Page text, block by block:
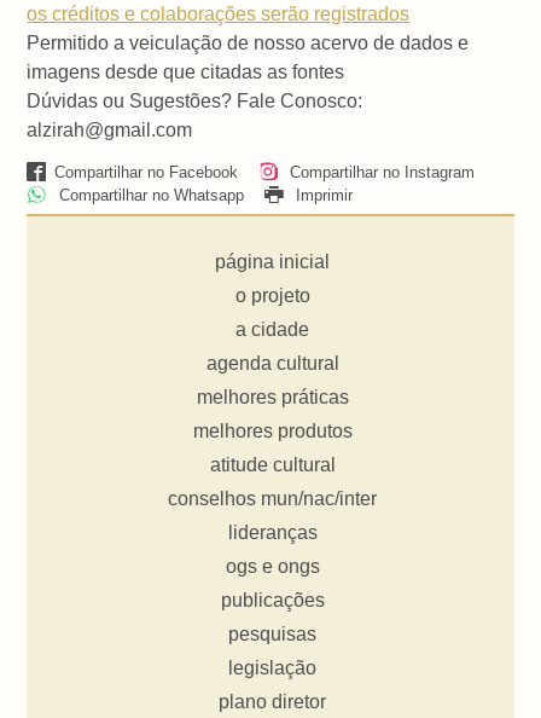
os créditos e colaborações serão registrados
Permitido a veiculação de nosso acervo de dados e
imagens desde que citadas as fontes
Dúvidas ou Sugestões? Fale Conosco:
alzirah@gmail.com
Compartilhar no Facebook
Compartilhar no Instagram
Compartilhar no Whatsapp
Imprimir
página inicial
o projeto
a cidade
agenda cultural
melhores práticas
melhores produtos
atitude cultural
conselhos mun/nac/inter
lideranças
ogs e ongs
publicações
pesquisas
legislação
plano diretor